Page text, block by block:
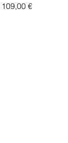
109,00 €